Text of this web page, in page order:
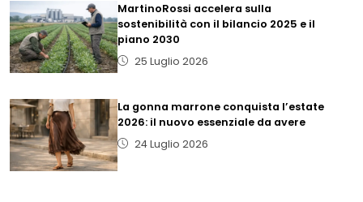
MartinoRossi accelera sulla
sostenibilità con il bilancio 2025 e il
piano 2030
25 Luglio 2026
La gonna marrone conquista l’estate
2026: il nuovo essenziale da avere
24 Luglio 2026